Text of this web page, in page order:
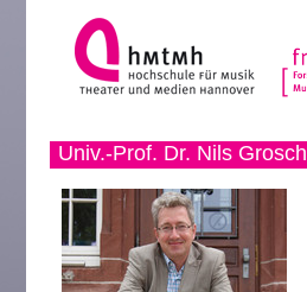
Univ.-Prof. Dr. Nils Grosch